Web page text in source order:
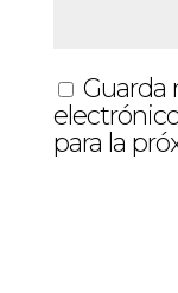
Guarda
para la